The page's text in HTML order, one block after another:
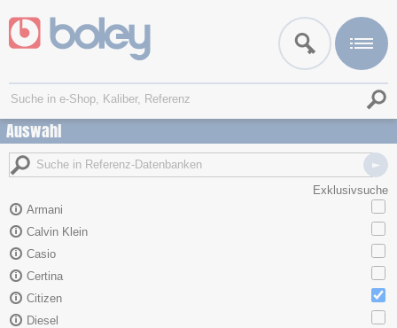
Auswahl
Exklusivsuche
Armani
Calvin Klein
Casio
Certina
Citizen
Diesel